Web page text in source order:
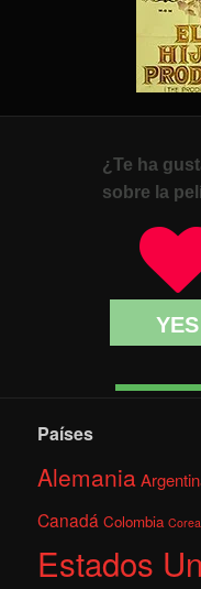
¿Te ha
sobre la
YES
Países
Alemania
Canadá Colombia Corea
Estados